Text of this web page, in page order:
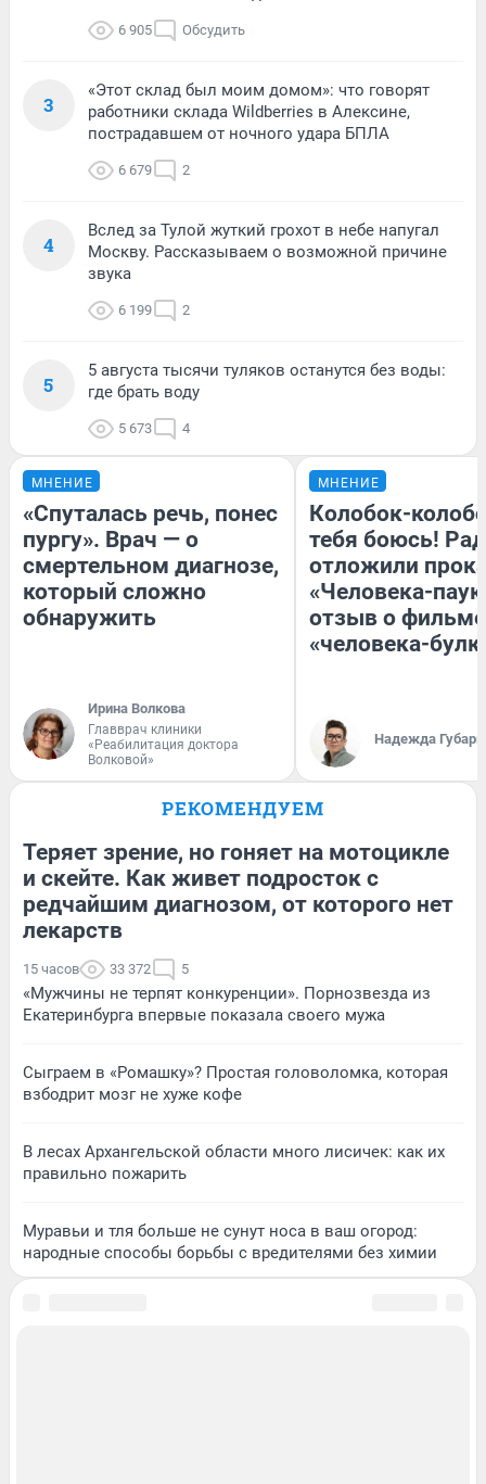
6 905 Обсудить
3
«Этот склад был моим домом»: что говорят
работники склада Wildberries в Алексине,
пострадавшем от ночного удара БПЛА
6 679 2
4
Вслед за Тулой жуткий грохот в небе напугал
Москву. Рассказываем о возможной причине
звука
6 199 2
5
5 августа тысячи туляков останутся без воды:
где брать воду
5 673 4
МНЕНИЕ
«Спуталась речь, понес
пургу». Врач — о
смертельном диагнозе,
который сложно
обнаружить
Ирина Волкова
Главврач клиники
«Реабилитация доктора
Волковой»
МНЕНИЕ
Колобок-
тебя боюсь!
отложили
«Человека-
отзыв о
«человека-
Надежда Губарь
РЕКОМЕНДУЕМ
Теряет зрение, но гоняет на мотоцикле
и скейте. Как живет подросток с
редчайшим диагнозом, от которого нет
лекарств
15 часов 33 372 5
«Мужчины не терпят конкуренции». Порнозвезда из
Екатеринбурга впервые показала своего мужа
Сыграем в «Ромашку»? Простая головоломка, которая
взбодрит мозг не хуже кофе
В лесах Архангельской области много лисичек: как их
правильно пожарить
Муравьи и тля больше не сунут носа в ваш огород:
народные способы борьбы с вредителями без химии